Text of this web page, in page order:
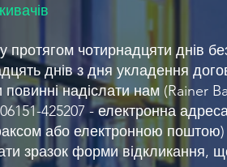
протягом чотирнадцяти днів
днів з дня укладення
надіслати нам (Rainer
425207 - електронна
або електронною
зразок форми відкликання,